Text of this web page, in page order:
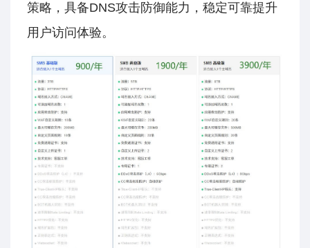
策略，具备DNS攻击防御能力，稳定可靠提升
用户访问体验。